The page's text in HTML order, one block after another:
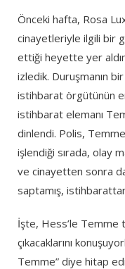
Önceki hafta, Rosa
cinayetleriyle ilgili bir
ettiği heyette yer
izledik. Duruşmanın
istihbarat örgütünün
istihbarat elemanı
dinlendi. Polis,
işlendiği sırada, olay
ve cinayetten sonra
saptamış,
İşte, Hess’le Temme
çıkacaklarını
Temme” diye hitap